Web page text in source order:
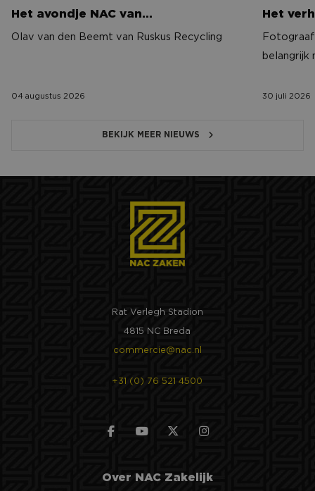
Het avondje NAC van…
Olav van den Beemt van Ruskus Recycling
04 augustus 2026
Het
belangrijk
30 juli 2026
BEKIJK MEER NIEUWS
Rat Verlegh Stadion
4815 NC Breda
commercie@nac.nl
+31 (0) 76 521 4500
Over NAC Zakelijk